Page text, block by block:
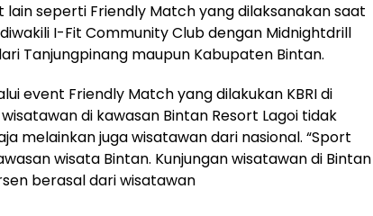
lain seperti Friendly Match yang dilaksanakan saat
I-Fit Community Club dengan Midnightdrill
Tanjungpinang maupun Kabupaten Bintan.
event Friendly Match yang dilakukan KBRI di
di kawasan Bintan Resort Lagoi tidak
melainkan juga wisatawan dari nasional. “Sport
wisata Bintan. Kunjungan wisatawan di Bintan
berasal dari wisatawan